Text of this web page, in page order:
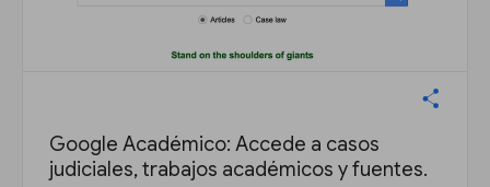
Google Académico: Accede a casos
judiciales, trabajos académicos y fuentes.